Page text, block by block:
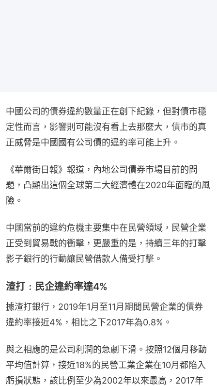
中國公司的債券違約數量正在創下紀錄，但對債市穩
定性而言，影響則可能沒有看上去那麼大，債市的真
正威脅是中國國有公司債的違約率可能上升。
《華爾街日報》報道，內地公司債券市場目前的問
題，凸顯出這個全球第二大經濟體在2020年面臨的風
險。
中國當前的違約危機主要集中在民營領域，民營企業
正受到貿易戰的衝擊，更嚴重的是，持續三年的打擊
影子銀行的行動讓民營借款人備受打擊。
渣打﹕民企違約率達4%
據渣打銀行，2019年1月至11月期間民營企業的債券
違約率接近4%，相比之下2017年為0.8%。
與之相應的是公司利潤的急劇下滑。按照12個月移動
平均值計算，接近18%的民營工業企業在10月都陷入
虧損狀態，該比例至少為2002年以來最高，2017年